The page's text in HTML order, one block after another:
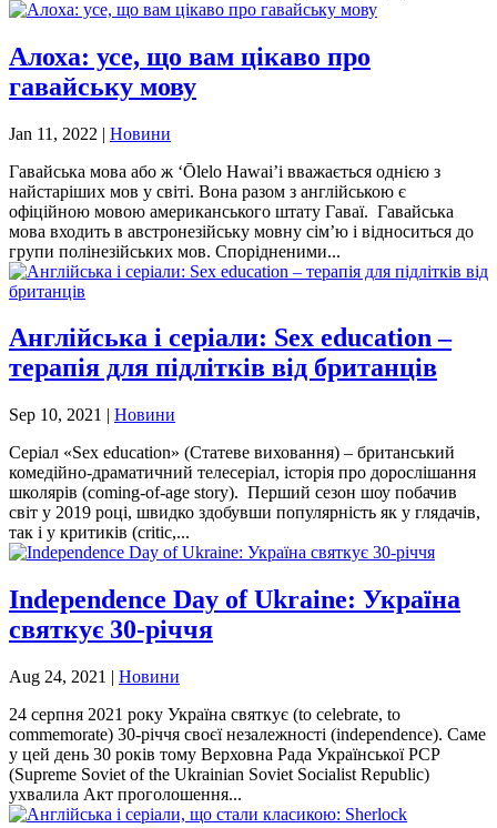
Алоха: усе, що вам цікаво про
гавайську мову
Jan 11, 2022 | Новини
Гавайська мова або ж ‘Ōlelo Hawai’i вважається однією з
найстаріших мов у світі. Вона разом з англійською є
офіційною мовою американського штату Гаваї. Гавайська
мова входить в австронезійську мовну сім’ю і відноситься до
групи полінезійських мов. Спорідненими...
Англійська і серіали: Sex education –
терапія для підлітків від британців
Sep 10, 2021 | Новини
Серіал «Sex education» (Статеве виховання) – британський
комедійно-драматичний телесеріал, історія про дорослішання
школярів (coming-of-age story). Перший сезон шоу побачив
світ у 2019 році, швидко здобувши популярність як у глядачів,
так і у критиків (critic,...
Independence Day of Ukraine: Україна
святкує 30-річчя
Aug 24, 2021 | Новини
24 серпня 2021 року Україна святкує (to celebrate, to
commemorate) 30-річчя своєї незалежності (independence). Саме
у цей день 30 років тому Верховна Рада Української РСР
(Supreme Soviet of the Ukrainian Soviet Socialist Republic)
ухвалила Акт проголошення...